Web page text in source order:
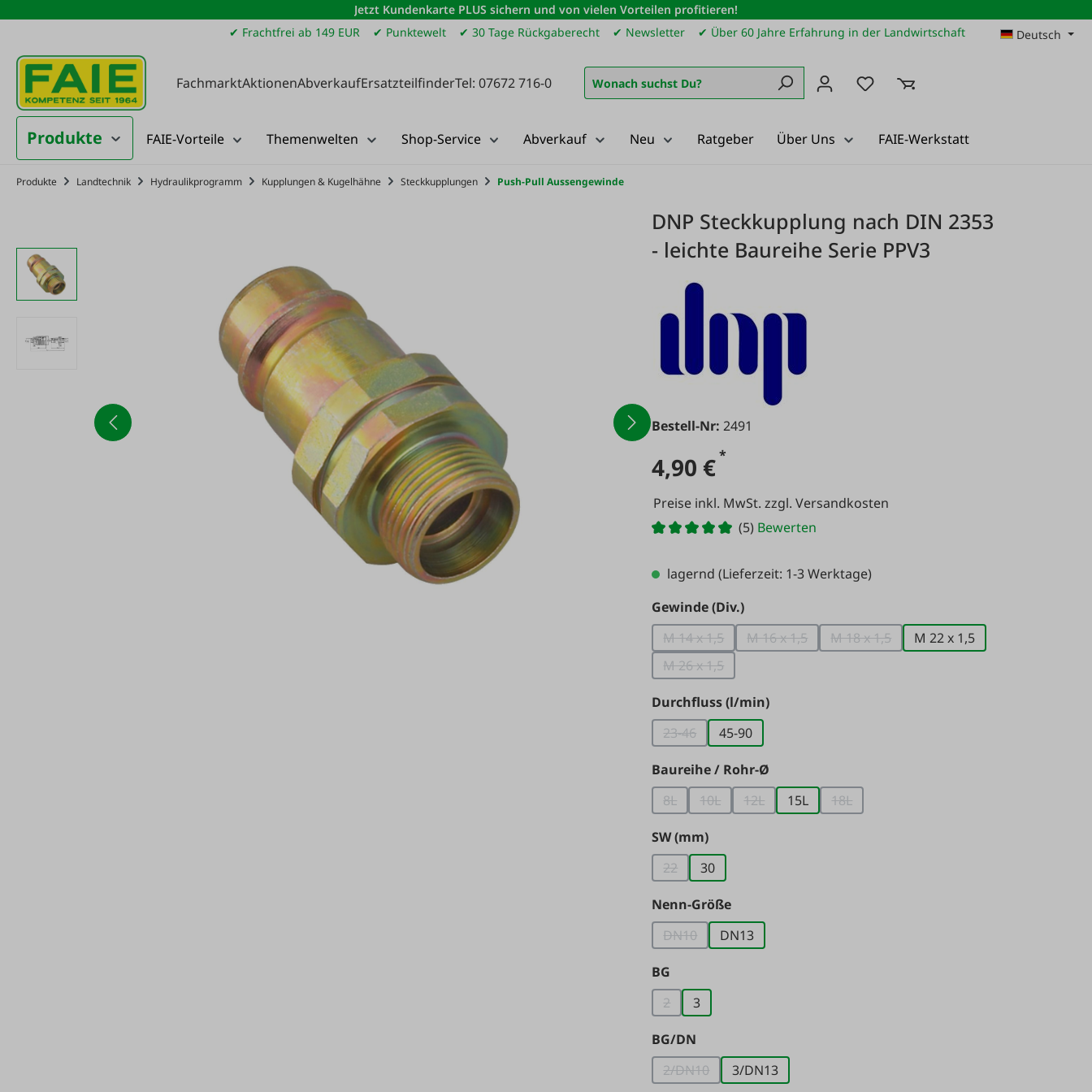
Hauptinhalt springen
Zur Suche springen
Zur Hauptnavigation springen
Jetzt Kundenkarte PLUS sichern und von vielen Vorteilen profitieren!
✔ Frachtfrei ab 149 EUR
✔ Punktewelt ✔ 30 Tage Rückgaberecht ✔ Newsletter ✔ Über 60 Jahre Erfahrung in der Landwirtschaft Deutsch
FachmarktAktionenAbverkaufErsatzteilfinderTel: 07672 716-0 Du hast 0 Produkte auf dem
Produkte FAIE-Vorteile Themenwelten Shop-Service Abverkauf Neu Ratgeber Über Uns FAIE-Werkstatt
Produkte Landtechnik Hydraulikprogramm Kupplungen & Kugelhähne Steckkupplungen Push-Pull Aussengewinde
DNP Steckkupplung nach DIN 2353
- leichte Baureihe Serie PPV3
Bestell-Nr:2491
4,90 €*
Preise inkl. MwSt. zzgl. Versandkosten
(5) Bewerten
lagernd (Lieferzeit: 1-3 Werktage)
Gewinde (Div.)auswählen
M 14 x 1,5(Diese Option ist zurzeit nicht verfügbar.)
M 16 x 1,5(Diese Option ist zurzeit nicht verfügbar.)
M 18 x 1,5(Diese Option ist zurzeit nicht verfügbar.)
M 22 x 1,5
M 26 x 1,5(Diese Option ist zurzeit nicht verfügbar.)
Durchfluss (l/min)auswählen
23-46(Diese Option ist zurzeit nicht verfügbar.)
45-90
Baureihe / Rohr-Ø
8L(Diese Option ist zurzeit nicht verfügbar.)
10L(Diese Option ist zurzeit nicht verfügbar.)
12L(Diese Option ist zurzeit nicht verfügbar.)
15L 18L(Diese Option ist zurzeit nicht verfügbar.)
SW (mm)auswählen
22(Diese Option ist zurzeit nicht verfügbar.)
30
Nenn-Größeauswählen
DN10(Diese Option ist zurzeit nicht verfügbar.)
DN13
BG
2(Diese Option ist zurzeit nicht verfügbar.)
3
BG/DN
2/DN10(Diese Option ist zurzeit nicht verfügbar.)
3/DN13